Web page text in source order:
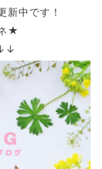
新中です！
★